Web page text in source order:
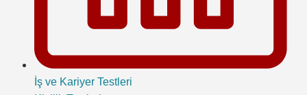
İş ve Kariyer Testleri